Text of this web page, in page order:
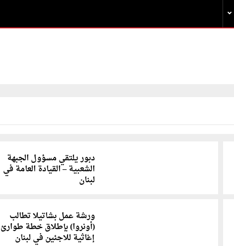
دبور يلتقي مسؤول الجبهة
الشعبية – القيادة العامة في
لبنان
ورشة عمل بشاتيلا تطالب
(أونروا) بإطلاق خطة طوارئ
إغاثية للاجئين في لبنان